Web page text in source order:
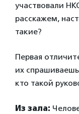
участвовали
расскажем,
такие?
Первая
их
кто такой
Из зала: